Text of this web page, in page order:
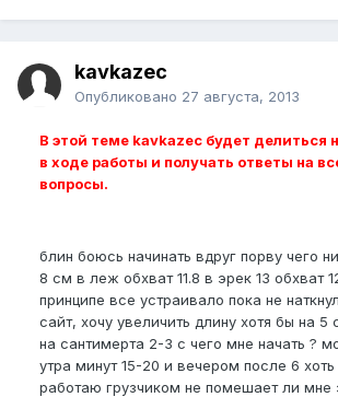
kavkazec
Опубликовано 27 августа, 2013
В этой теме kavkazec будет делиться
в ходе работы и получать ответы на
вопросы.
блин боюсь начинать вдруг порву чего
8 см в леж обхват 11.8 в эрек 13 обхват
принципе все устраивало пока не
сайт, хочу увеличить длину хотя бы на 5
на сантимерта 2-3 с чего мне начать ?
утра минут 15-20 и вечером после 6 хоть
работаю грузчиком не помешает ли мне